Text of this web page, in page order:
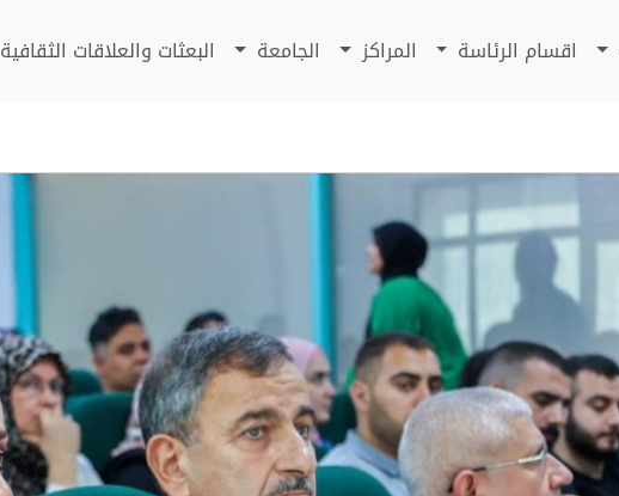
اقسام الرئاسة المراكز الجامعة البعثات والعلاقات الثقافية